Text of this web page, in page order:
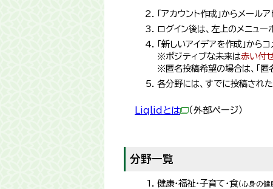
「アカウント作成」からメール
ログイン後は、左上のメニュー
「新しいアイデアを作成」から
※ポジティブな未来は赤い付
※匿名投稿希望の場合は、「匿
各分野には、すでに投稿され
Liqlidとは （外部ページ）
分野一覧
健康・福祉・子育て・食（心身の健